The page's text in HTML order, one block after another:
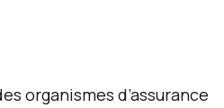
organismes d’assurance